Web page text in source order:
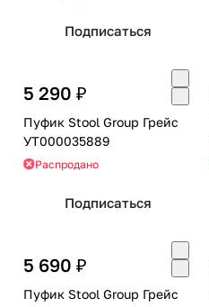
Подписаться
5 290 ₽
Пуфик Stool Group Грейс
УТ000035889
Распродано
Подписаться
5 690 ₽
Пуфик Stool Group Грейс